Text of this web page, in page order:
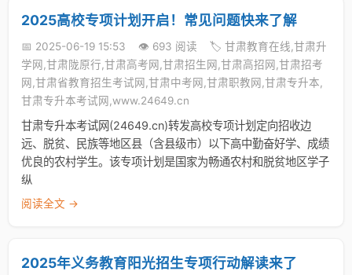
2025高校专项计划开启！常见问题快来了解
📅 2025-06-19 15:53 👁️ 693 阅读
🏷️ 甘肃教育在线,甘肃升
学网,甘肃陇原行,甘肃高考网,甘肃招生网,甘肃高招网,甘肃招考
网,甘肃省教育招生考试网,甘肃中考网,甘肃职教网,甘肃专升本,
甘肃专升本考试网,www.24649.cn
甘肃专升本考试网(24649.cn)转发高校专项计划定向招收边
远、脱贫、民族等地区县（含县级市）以下高中勤奋好学、成绩
优良的农村学生。该专项计划是国家为畅通农村和脱贫地区学子
纵
阅读全文 →
2025年义务教育阳光招生专项行动解读来了